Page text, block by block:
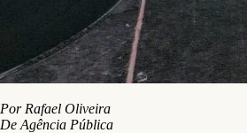
Por Rafael Oliveira
De Agência Pública